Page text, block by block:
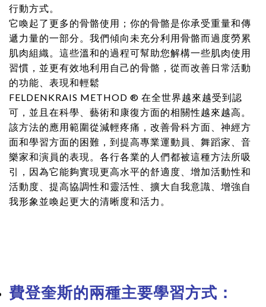
行動方式。
它喚起了更多的骨骼使用；你的骨骼是你承受重量和傳
遞力量的一部分。我們傾向未充分利用骨骼而過度勞累
肌肉組織。這些溫和的過程可幫助您解構一些肌肉使用
習慣，並更有效地利用自己的骨骼，從而改善日常活動
的功能、表現和輕鬆
FELDENKRAIS METHOD ® 在全世界越來越受到認
可，並且在科學、藝術和康復方面的相關性越來越高。
該方法的應用範圍從減輕疼痛，改善骨科方面、神經方
面和學習方面的困難，到提高專業運動員、舞蹈家、音
樂家和演員的表現。各行各業的人們都被這種方法所吸
引，因為它能夠實現更高水平的舒適度、增加活動性和
活動度、提高協調性和靈活性、擴大自我意識、增強自
我形象並喚起更大的清晰度和活力。
費登奎斯的兩種主要學習方式：